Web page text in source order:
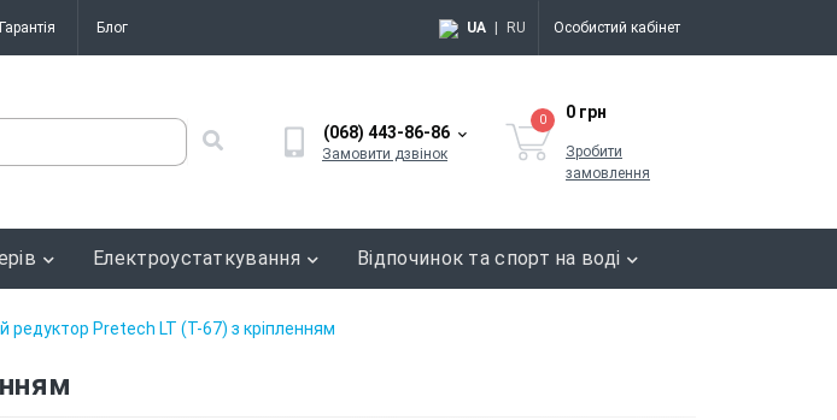
Гарантія Блог UA RU Особистий кабінет
(068) 443-86-86
Замовити дзвінок
0 0 грн
Зробити
замовлення
Електроустаткування Відпочинок та спорт на воді
редуктор Pretech LT (T-67) з кріпленням